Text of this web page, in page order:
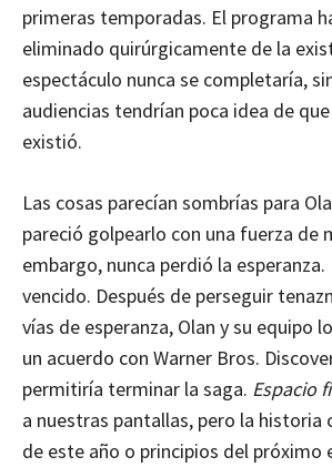
primeras temporadas. El programa
eliminado quirúrgicamente de la
espectáculo nunca se completaría,
audiencias tendrían poca idea de
existió.
Las cosas parecían sombrías para
pareció golpearlo con una fuerza de
embargo, nunca perdió la
vencido. Después de perseguir
vías de esperanza, Olan y su equipo
un acuerdo con Warner Bros.
permitiría terminar la saga. Espacio
a nuestras pantallas, pero la historia
de este año o principios del próximo